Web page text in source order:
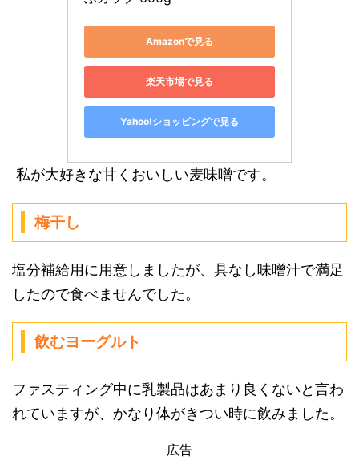
Amazonで見る
楽天市場で見る
Yahoo!ショッピングで見る
私が大好きな甘くおいしい麦味噌です。
梅干し
塩分補給用に用意しましたが、具なし味噌汁で満足
したので食べませんでした。
飲むヨーグルト
ファスティング中に乳製品はあまり良くないと言わ
れていますが、かなり体がきつい時に飲みました。
広告